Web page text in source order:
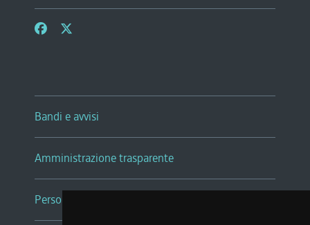
Bandi e avvisi
Amministrazione trasparente
Persone e Uffici